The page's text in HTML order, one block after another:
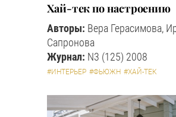
Хай-тек по настроению
Авторы: Вера Герасимова,
Сапронова
Журнал: N3 (125) 2008
#ИНТЕРЬЕР #ФЬЮЖН #ХАЙ-ТЕК